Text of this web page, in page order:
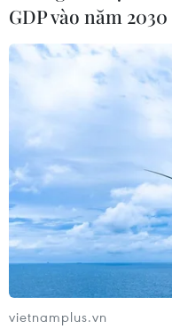
Phát hiện mới về quá
của con người
02/08/2026 13:31
Sâm Ngọc Linh: Báu
bao giờ "hóa rồng"?
02/08/2026 11:38
Yếu tố di truyền có
quá trình phát triển
GDP vào năm 2030
vietnamplus.vn